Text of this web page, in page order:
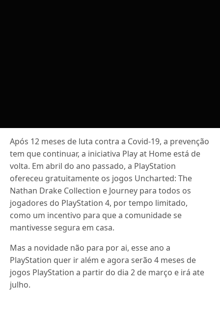
Após 12 meses de luta contra a Covid-19, a prevenção
tem que continuar, a iniciativa Play at Home está de
volta. Em abril do ano passado, a PlayStation
ofereceu gratuitamente os jogos Uncharted: The
Nathan Drake Collection e Journey para todos os
jogadores do PlayStation 4, por tempo limitado,
como um incentivo para que a comunidade se
mantivesse segura em casa.
Mas a novidade não para por ai, esse ano a
PlayStation quer ir além e agora serão 4 meses de
jogos PlayStation a partir do dia 2 de março e irá ate
julho.